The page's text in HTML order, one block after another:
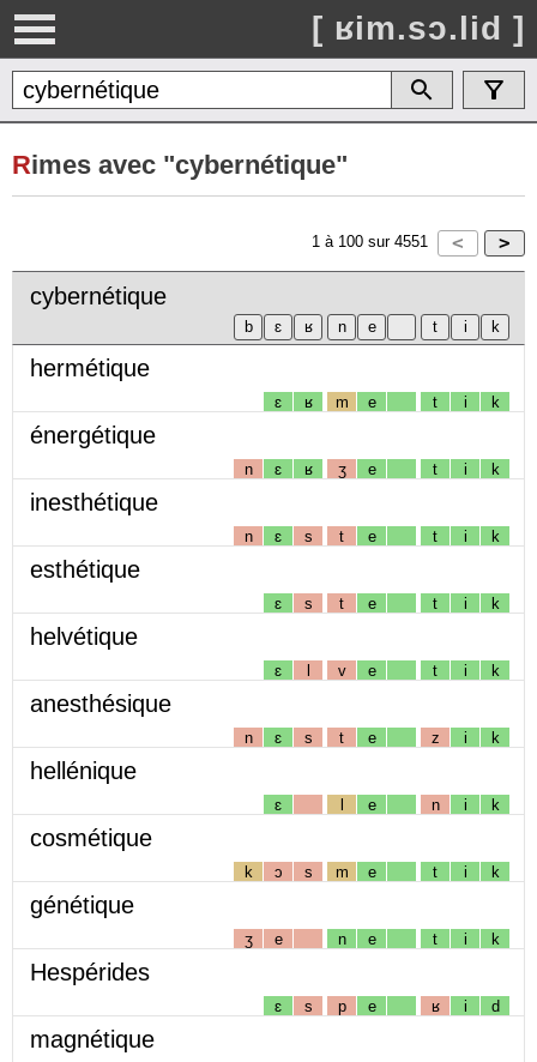
[ ʁim.sɔ.lid ]
Rimes avec "cybernétique"
1 à 100 sur 4551
cybernétique
hermétique
ɛ ʁ m e t i k
énergétique
n ɛ ʁ ʒ e t i k
inesthétique
n ɛ s t e t i k
esthétique
ɛ s t e t i k
helvétique
ɛ l v e t i k
anesthésique
n ɛ s t e z i k
hellénique
ɛ l e n i k
cosmétique
k ɔ s m e t i k
génétique
ʒ e n e t i k
Hespérides
ɛ s p e ʁ i d
magnétique